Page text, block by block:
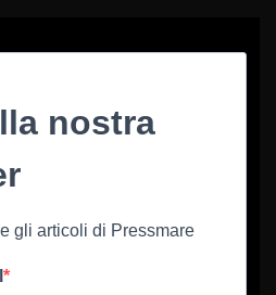
nostra
gli articoli di Pressmare